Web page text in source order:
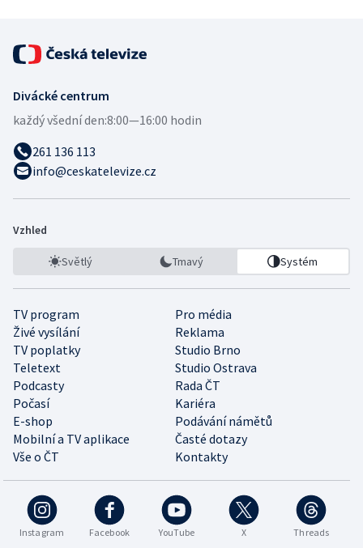
Divácké centrum
každý všední den:8:00—16:00 hodin
261 136 113
info@ceskatelevize.cz
Vzhled
Světlý Tmavý Systém
TV program
Pro média
Živé vysílání
Reklama
TV poplatky
Studio Brno
Teletext
Studio Ostrava
Podcasty
Rada ČT
Počasí
Kariéra
E-shop
Podávání námětů
Mobilní a TV aplikace
Časté dotazy
Vše o ČT
Kontakty
Instagram Facebook YouTube X Threads